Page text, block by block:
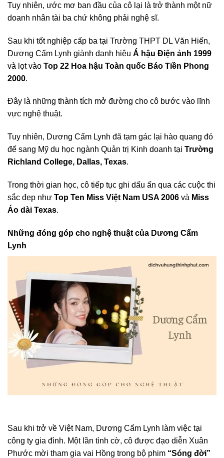
Tuy nhiên, ước mơ ban đầu của cô lại là trở thành một nữ
doanh nhân tài ba chứ không phải nghệ sĩ.
Sau khi tốt nghiệp cấp ba tại Trường THPT DL Văn Hiến,
Dương Cẩm Lynh giành danh hiệu Á hậu Điện ảnh 1999
và lọt vào Top 22 Hoa hậu Toàn quốc Báo Tiền Phong
2000.
Đây là những thành tích mở đường cho cô bước vào lĩnh
vực nghệ thuật.
Tuy nhiên, Dương Cẩm Lynh đã tạm gác lại hào quang đó
để sang Mỹ du học ngành Quản trị Kinh doanh tại Trường
Richland College, Dallas, Texas.
Trong thời gian học, cô tiếp tục ghi dấu ấn qua các cuộc thi
sắc đẹp như Top Ten Miss Việt Nam USA 2006 và Miss
Áo dài Texas.
Những đóng góp cho nghệ thuật của Dương Cẩm
Lynh
Sau khi trở về Việt Nam, Dương Cẩm Lynh làm việc tại
công ty gia đình. Một lần tình cờ, cô được đạo diễn Xuân
Phước mời tham gia vai Hồng trong bộ phim “Sóng đời”